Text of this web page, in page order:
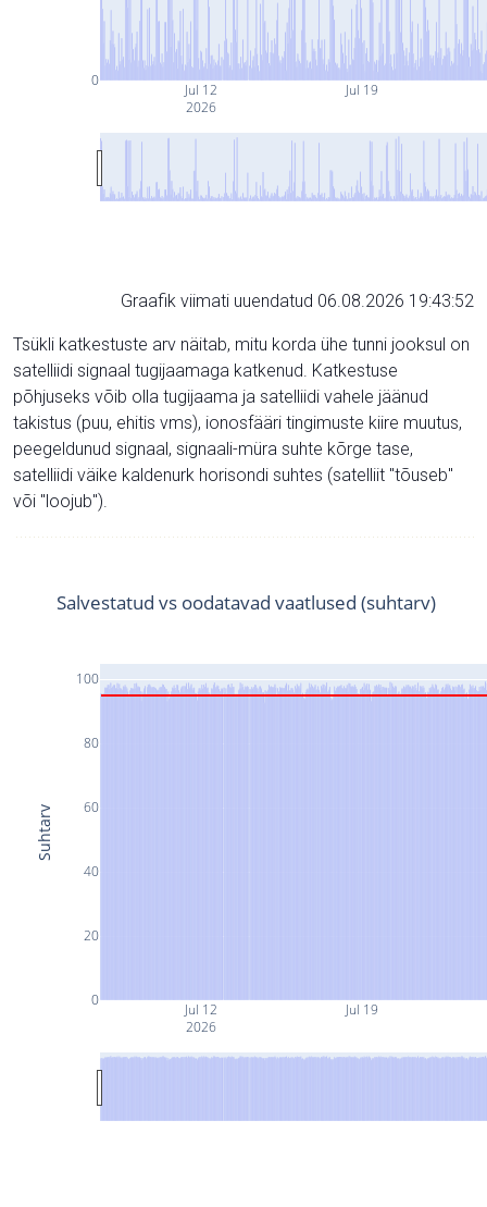
Jul 12
2026
Jul 19
0
Graafik viimati uuendatud 06.08.2026 19:43:52
Tsükli katkestuste arv näitab, mitu korda ühe tunni jooksul on
satelliidi signaal tugijaamaga katkenud. Katkestuse
põhjuseks võib olla tugijaama ja satelliidi vahele jäänud
takistus (puu, ehitis vms), ionosfääri tingimuste kiire muutus,
peegeldunud signaal, signaali-müra suhte kõrge tase,
satelliidi väike kaldenurk horisondi suhtes (satelliit "tõuseb"
või "loojub").
Jul 12
2026
Jul 19
0
20
40
60
80
100
Salvestatud vs oodatavad vaatlused (suhtarv)
Suhtarv